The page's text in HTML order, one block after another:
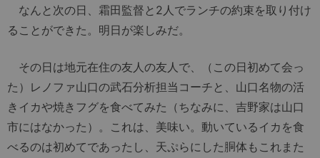
なんと次の日、霜田監督と2人でランチの約束を取り付け
ることができた。明日が楽しみだ。
その日は地元在住の友人の友人で、（この日初めて会っ
た）レノファ山口の武石分析担当コーチと、山口名物の活
きイカや焼きフグを食べてみた（ちなみに、吉野家は山口
市にはなかった）。これは、美味い。動いているイカを食
べるのは初めてであったし、天ぷらにした胴体もこれまた